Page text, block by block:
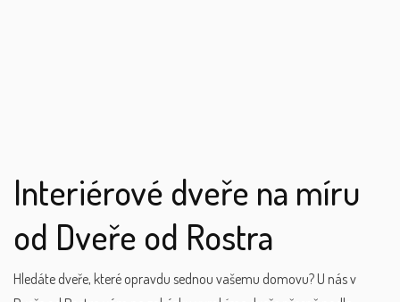
Interiérové dveře na míru
od Dveře od Rostra
Hledáte dveře, které opravdu sednou vašemu domovu? U nás v